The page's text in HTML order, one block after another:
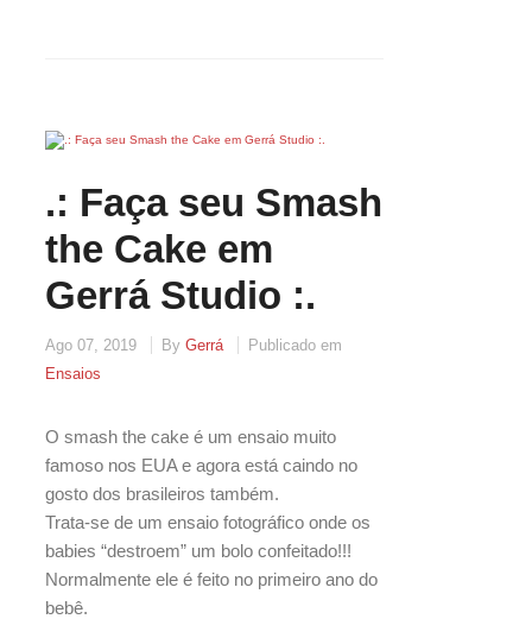
.: Faça seu Smash
the Cake em
Gerrá Studio :.
Ago 07, 2019 By Gerrá
Publicado em
Ensaios
O smash the cake é um ensaio muito
famoso nos EUA e agora está caindo no
gosto dos brasileiros também.
Trata-se de um ensaio fotográfico onde os
babies “destroem” um bolo confeitado!!!
Normalmente ele é feito no primeiro ano do
bebê.